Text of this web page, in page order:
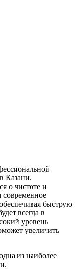
Казани.
о чистоте и
быструю
всегда в
уровень
увеличить
из наиболее